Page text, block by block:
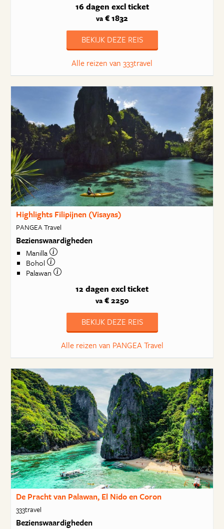
16 dagen excl ticket
va € 1832
BEKIJK DEZE REIS
Alle reizen van 333travel
Highlights Filipijnen (Visayas)
PANGEA Travel
Bezienswaardigheden
Manilla
Bohol
Palawan
12 dagen excl ticket
va€ 2250
BEKIJK DEZE REIS
Alle reizen van PANGEA Travel
De Pracht van Palawan, El Nido en Coron
333travel
Bezienswaardigheden